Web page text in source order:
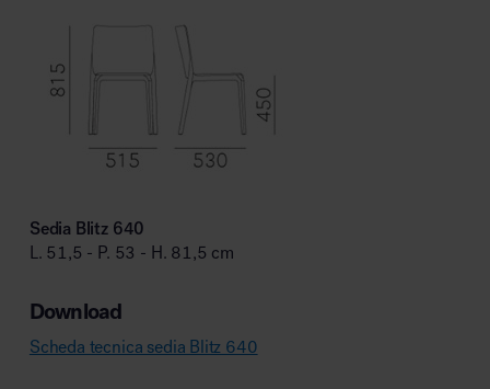
Sedia Blitz 640
L. 51,5 - P. 53 - H. 81,5 cm
Download
Scheda tecnica sedia Blitz 640